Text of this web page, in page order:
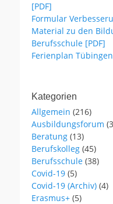
[PDF]
Formular
Material zu den
Berufsschule [PDF]
Ferienplan
Kategorien
Allgemein (216)
Ausbildungsforum
Beratung (13)
Berufskolleg (45)
Berufsschule (38)
Covid-19 (5)
Covid-19 (Archiv) (4)
Erasmus+ (5)